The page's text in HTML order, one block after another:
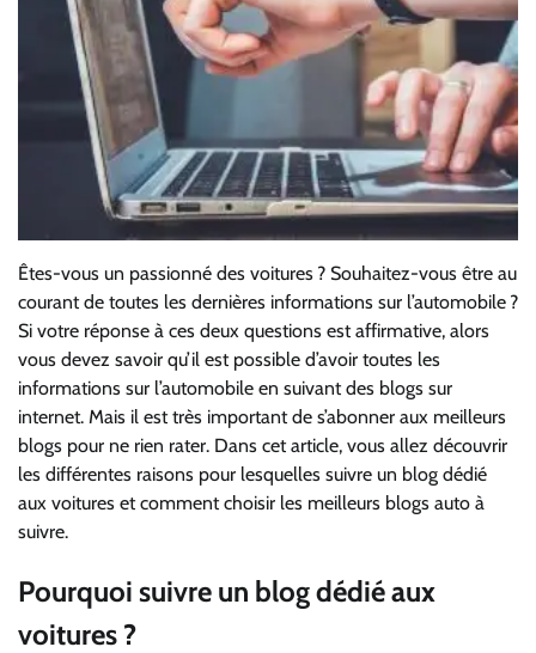
Êtes-vous un passionné des voitures ? Souhaitez-vous être au
courant de toutes les dernières informations sur l’automobile ?
Si votre réponse à ces deux questions est affirmative, alors
vous devez savoir qu’il est possible d’avoir toutes les
informations sur l’automobile en suivant des blogs sur
internet. Mais il est très important de s’abonner aux meilleurs
blogs pour ne rien rater. Dans cet article, vous allez découvrir
les différentes raisons pour lesquelles suivre un blog dédié
aux voitures et comment choisir les meilleurs blogs auto à
suivre.
Pourquoi suivre un blog dédié aux
voitures ?